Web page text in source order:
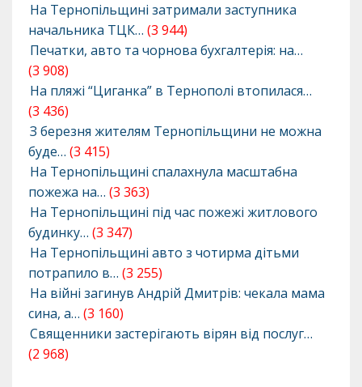
На Тернопільщині затримали заступника
начальника ТЦК… (3 944)
Печатки, авто та чорнова бухгалтерія: на…
(3 908)
На пляжі “Циганка” в Тернополі втопилася…
(3 436)
З березня жителям Тернопільщини не можна
буде… (3 415)
На Тернопільщині спалахнула масштабна
пожежа на… (3 363)
На Тернопільщині під час пожежі житлового
будинку… (3 347)
На Тернопільщині авто з чотирма дітьми
потрапило в… (3 255)
На війні загинув Андрій Дмитрів: чекала мама
сина, а… (3 160)
Священники застерігають вірян від послуг…
(2 968)